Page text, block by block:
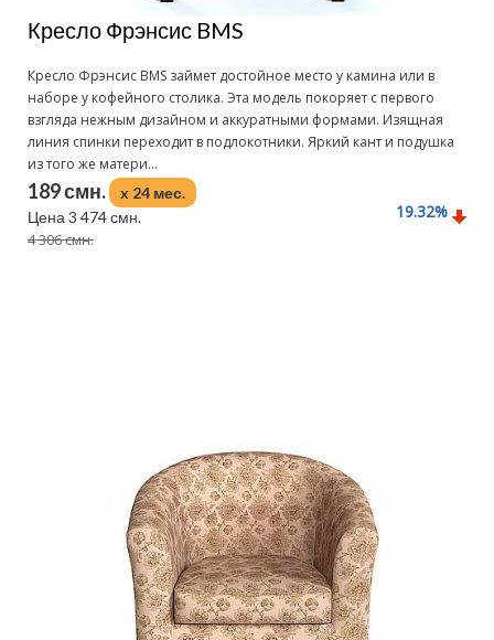
Кресло Фрэнсис BMS
Кресло Фрэнсис BMS займет достойное место у камина или в
наборе у кофейного столика. Эта модель покоряет с первого
взгляда нежным дизайном и аккуратными формами. Изящная
линия спинки переходит в подлокотники. Яркий кант и подушка
из того же матери...
189 смн.
x 24 мес.
Цена 3 474 смн.
4 306 смн.
19.32%